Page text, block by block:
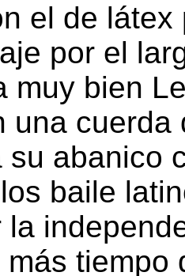
el de
por el
muy bien
una
su abanico
baile
la
tiempo